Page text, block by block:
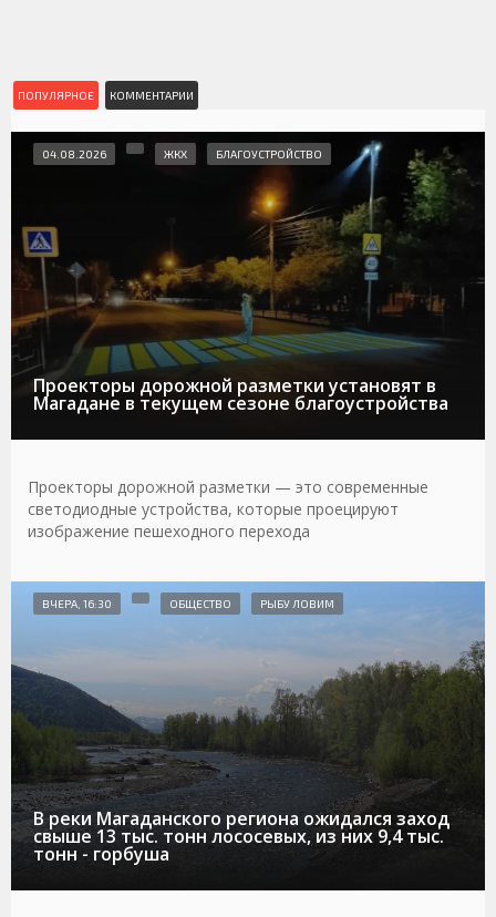
ПОПУЛЯРНОЕ КОММЕНТАРИИ
Проекторы дорожной разметки установят в
Магадане в текущем сезоне благоустройства
04.08.2026 ЖКХ БЛАГОУСТРОЙСТВО
Проекторы дорожной разметки — это современные
светодиодные устройства, которые проецируют
изображение пешеходного перехода
В реки Магаданского региона ожидался заход
свыше 13 тыс. тонн лососевых, из них 9,4 тыс.
тонн - горбуша
ВЧЕРА, 16:30 ОБЩЕСТВО РЫБУ ЛОВИМ